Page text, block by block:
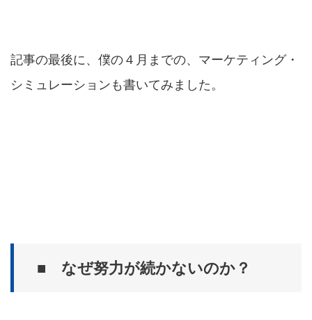
記事の最後に、僕の４月までの、マーケティング・
シミュレーションも書いてみました。
■ なぜ努力が続かないのか？